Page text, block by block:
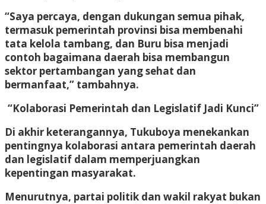
“Saya percaya, dengan dukungan semua pihak,
termasuk pemerintah provinsi bisa membenahi
tata kelola tambang, dan Buru bisa menjadi
contoh bagaimana daerah bisa membangun
sektor pertambangan yang sehat dan
bermanfaat,” tambahnya.
“Kolaborasi Pemerintah dan Legislatif Jadi Kunci”
Di akhir keterangannya, Tukuboya menekankan
pentingnya kolaborasi antara pemerintah daerah
dan legislatif dalam memperjuangkan
kepentingan masyarakat.
Menurutnya, partai politik dan wakil rakyat bukan